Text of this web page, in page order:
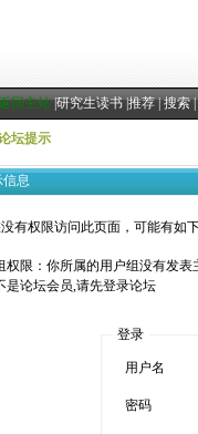
回主站|研究生读书|推荐|搜索|
坛提示
息
有权限访问此页面，可能有如
权限：你所属的用户组没有发表
是论坛会员,请先登录论坛
登录
用户名
密码